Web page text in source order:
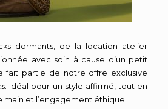
dormants, de la location atelier
avec soin à cause d’un petit
fait partie de notre offre exclusive
. Idéal pour un style affirmé, tout en
main et l’engagement éthique.